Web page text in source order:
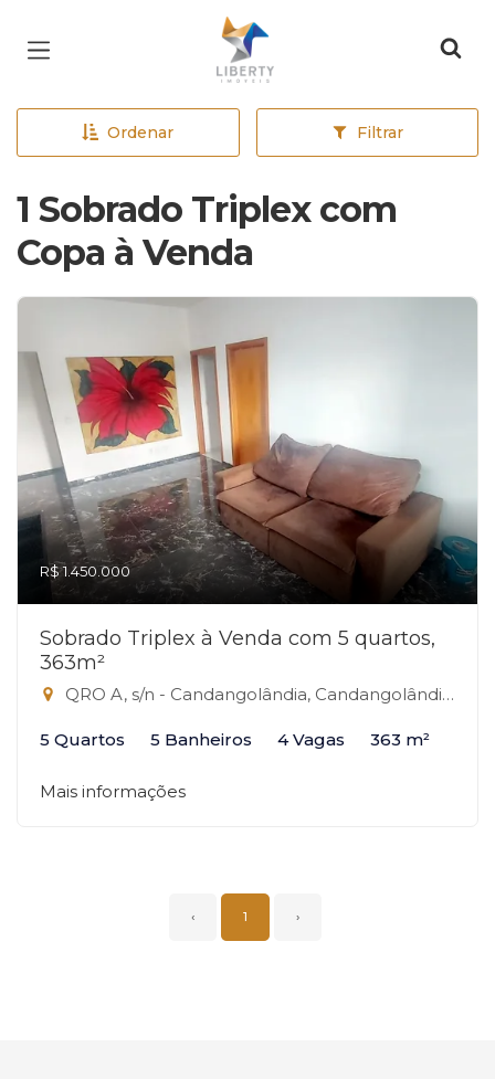
Página inicial
Ordenar Filtrar
1 Sobrado Triplex com
Copa à Venda
R$ 1.450.000
Sobrado Triplex à Venda com 5 quartos,
363m²
QRO A, s/n - Candangolândia, Candangolândia-DF
5 Quartos 5 Banheiros 4 Vagas 363 m²
Mais informações
‹ 1 ›